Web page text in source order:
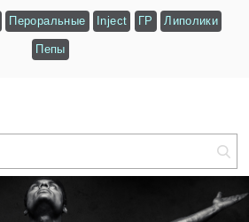
Пероральные Inject ГР Липолики
Пепы